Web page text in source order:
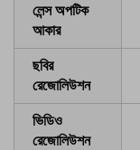
লেন্স অপটিক
আকার
ছবির
রেজোলিউশন
ভিডিও
রেজোলিউশন